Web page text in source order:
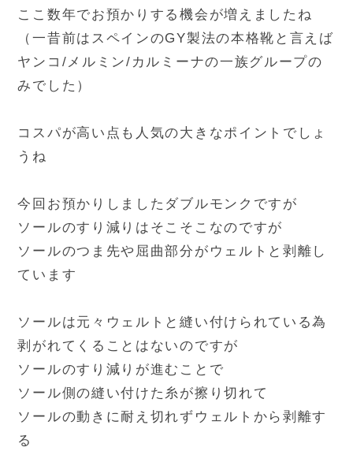
ここ数年でお預かりする機会が増えましたね
（一昔前はスペインのGY製法の本格靴と言えば
ヤンコ/メルミン/カルミーナの一族グループの
みでした）
コスパが高い点も人気の大きなポイントでしょ
うね
今回お預かりしましたダブルモンクですが
ソールのすり減りはそこそこなのですが
ソールのつま先や屈曲部分がウェルトと剥離し
ています
ソールは元々ウェルトと縫い付けられている為
剥がれてくることはないのですが
ソールのすり減りが進むことで
ソール側の縫い付けた糸が擦り切れて
ソールの動きに耐え切れずウェルトから剥離す
る